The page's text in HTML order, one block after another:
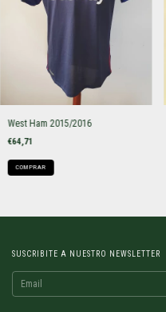
West Ham 2015/2016
€64,71
COMPRAR
SUSCRIBITE A NUESTRO NEWSLETTER